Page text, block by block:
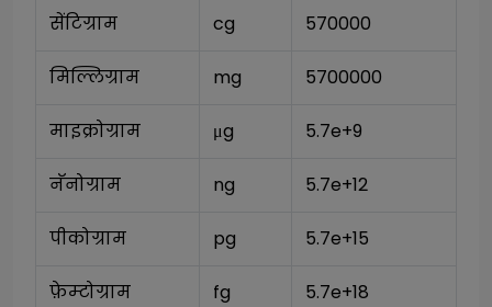
सेंटिग्राम cg 570000
मिल्लिग्राम mg 5700000
माइक्रोग्राम μg 5.7e+9
नॅनोग्राम ng 5.7e+12
पीकोग्राम pg 5.7e+15
फ़ेम्टोग्राम fg 5.7e+18